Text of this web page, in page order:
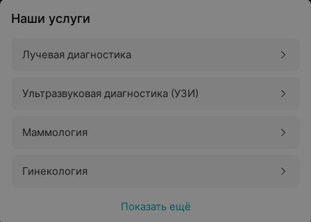
Наши услуги
Лучевая диагностика
Ультразвуковая диагностика (УЗИ)
Маммология
Гинекология
Показать ещё